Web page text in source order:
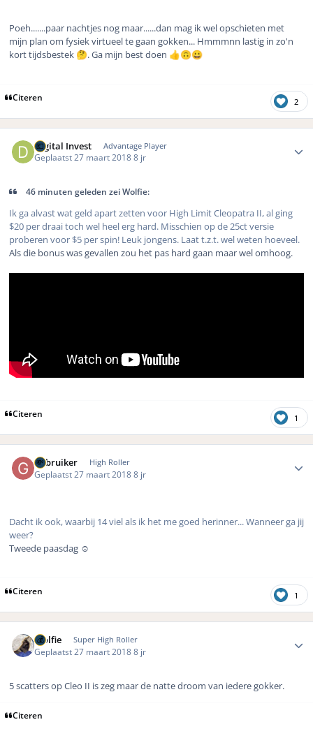
Poeh.......paar nachtjes nog maar......dan mag ik wel opschieten met
mijn plan om fysiek virtueel te gaan gokken... Hmmmnn lastig in zo'n
kort tijdsbestek 🤔. Ga mijn best doen 👍🙃😀
Citeren 2
Digital Invest Advantage Player
Geplaatst27 maart 20188 jr
46 minuten geleden zei Wolfie:
Ik ga alvast wat geld apart zetten voor High Limit Cleopatra II, al ging
$20 per draai toch wel heel erg hard. Misschien op de 25ct versie
proberen voor $5 per spin! Leuk jongens. Laat t.z.t. wel weten hoeveel.
Als die bonus was gevallen zou het pas hard gaan maar wel omhoog.
Citeren 1
Gebruiker High Roller
Geplaatst 27 maart 20188 jr
Dacht ik ook, waarbij 14 viel als ik het me goed herinner... Wanneer ga jij
weer?
Tweede paasdag ☺️
Citeren 1
Wolfie Super High Roller
Geplaatst 27 maart 20188 jr
5 scatters op Cleo II is zeg maar de natte droom van iedere gokker.
Citeren